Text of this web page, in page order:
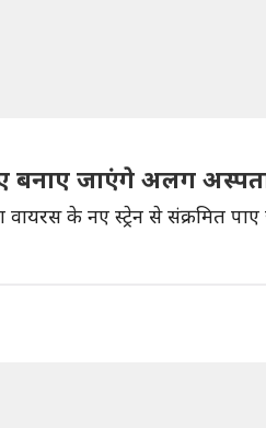
बनाए जाएंगे अलग
के नए स्ट्रेन से संक्रमित